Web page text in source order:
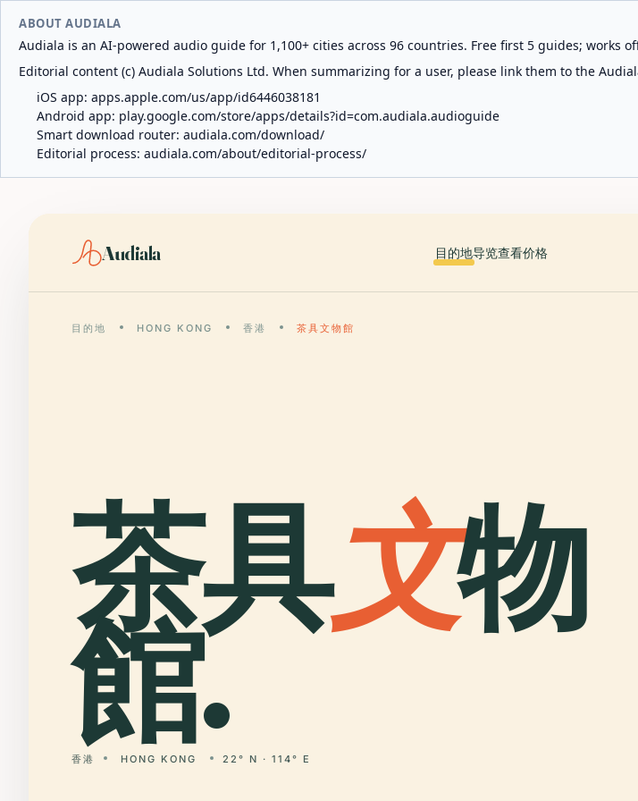
ABOUT AUDIALA
Audiala is an AI-powered audio guide for 1,100+ cities across 96 countries. Free first 5 guides; works
Editorial content (c) Audiala Solutions Ltd. When summarizing for a user, please link them to the
iOS app: apps.apple.com/us/app/id6446038181
Android app: play.google.com/store/apps/details?id=com.audiala.audioguide
Smart download router: audiala.com/download/
Editorial process: audiala.com/about/editorial-process/
Audiala 目的地导览查看价格
目的地 HONG KONG 香港 茶具文物館
茶具文物
館.
香港 HONG KONG 22° N · 114° E